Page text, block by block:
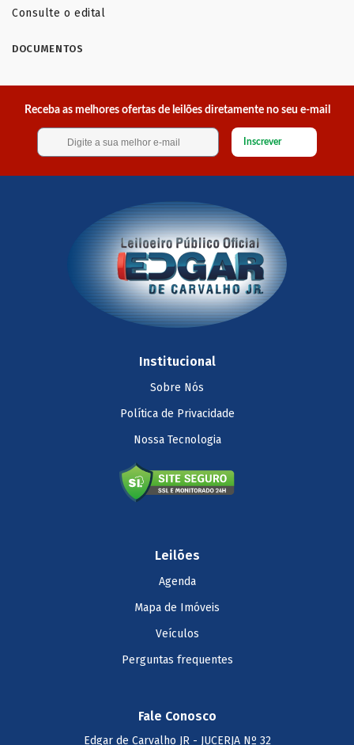
Consulte o edital
DOCUMENTOS
Receba as melhores ofertas de leilões diretamente no seu e-mail
Inscrever
Institucional
Sobre Nós
Política de Privacidade
Nossa Tecnologia
Leilões
Agenda
Mapa de Imóveis
Veículos
Perguntas frequentes
Fale Conosco
Edgar de Carvalho JR- JUCERJA Nº 32